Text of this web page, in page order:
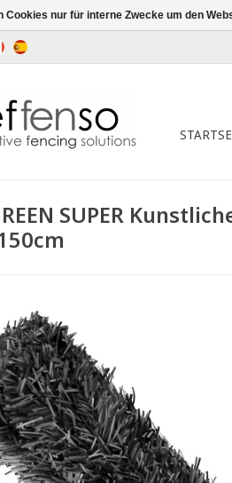
SUPER
Cookies nur für interne Zwecke um den